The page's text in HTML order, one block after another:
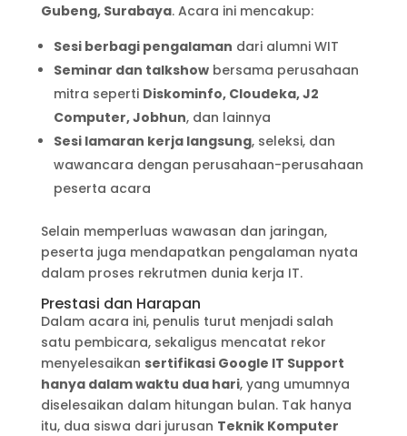
Gubeng, Surabaya. Acara ini mencakup:
Sesi berbagi pengalaman dari alumni WIT
Seminar dan talkshowbersama perusahaan
mitra seperti Diskominfo, Cloudeka, J2
Computer, Jobhun, dan lainnya
Sesi lamaran kerja langsung, seleksi, dan
wawancara dengan perusahaan-perusahaan
peserta acara
Selain memperluas wawasan dan jaringan,
peserta juga mendapatkan pengalaman nyata
dalam proses rekrutmen dunia kerja IT.
Prestasi dan Harapan
Dalam acara ini, penulis turut menjadi salah
satu pembicara, sekaligus mencatat rekor
menyelesaikan sertifikasi Google IT Support
hanya dalam waktu dua hari, yang umumnya
diselesaikan dalam hitungan bulan. Tak hanya
itu, dua siswa dari jurusan Teknik Komputer